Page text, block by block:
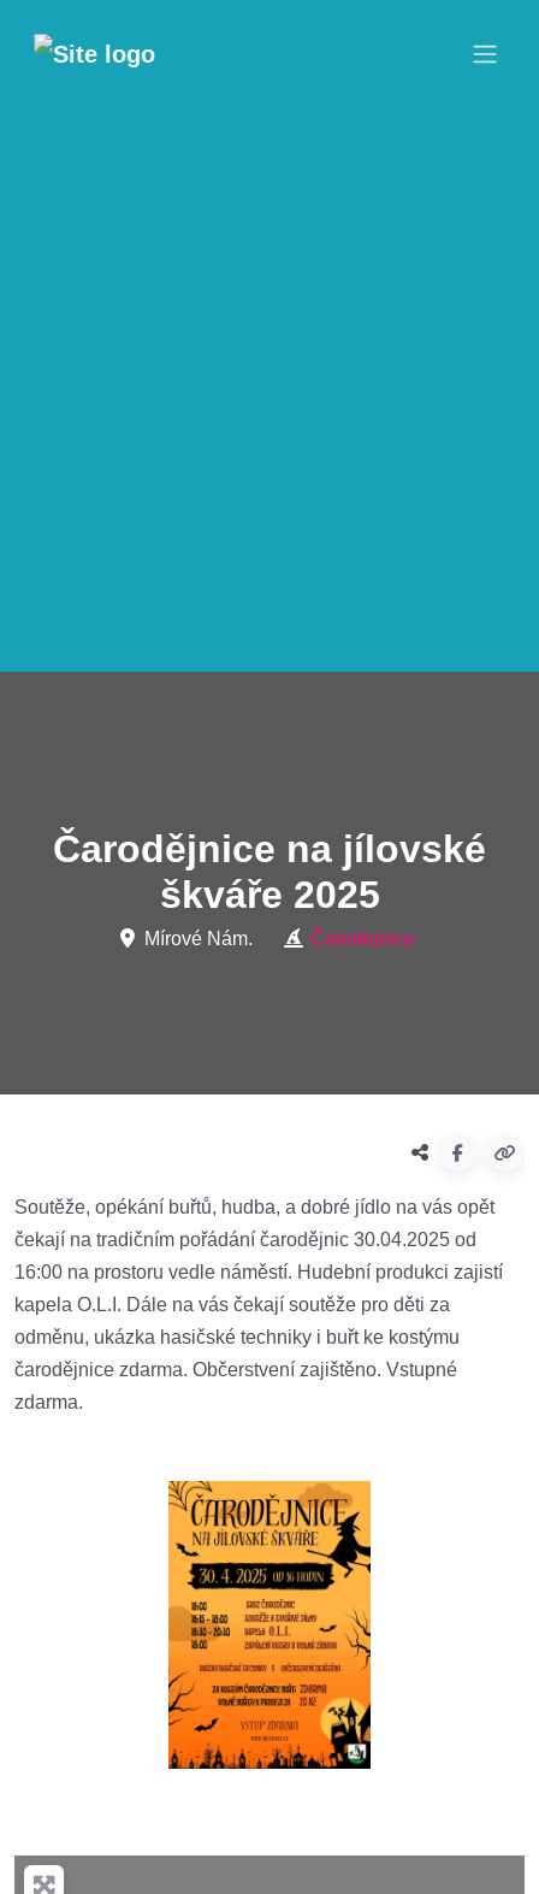
Čarodějnice na jílovské
škváře 2025
Mírové Nám. Čarodejnice
Soutěže, opékání buřtů, hudba, a dobré jídlo na vás opět
čekají na tradičním pořádání čarodějnic 30.04.2025 od
16:00 na prostoru vedle náměstí. Hudební produkci zajistí
kapela O.L.I. Dále na vás čekají soutěže pro děti za
odměnu, ukázka hasičské techniky i buřt ke kostýmu
čarodějnice zdarma. Občerstvení zajištěno. Vstupné
zdarma.